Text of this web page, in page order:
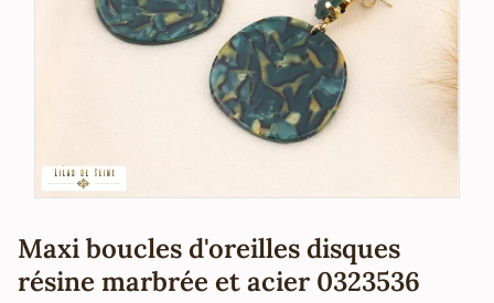
Maxi boucles d'oreilles disques
résine marbrée et acier 0323536